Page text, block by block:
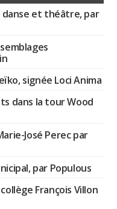
danse et théâtre, par
signée Loci Anima
dans la tour Wood
José Perec par
par Populous
François Villon